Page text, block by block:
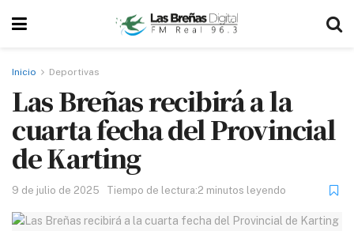
Inicio Deportivas
Las Breñas recibirá a la
cuarta fecha del Provincial
de Karting
9 de julio de 2025 Tiempo de lectura:2 minutos leyendo